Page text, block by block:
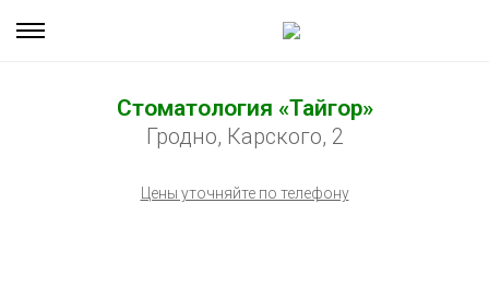
Стоматология «Тайгор»
Гродно, Карского, 2
Цены уточняйте по телефону